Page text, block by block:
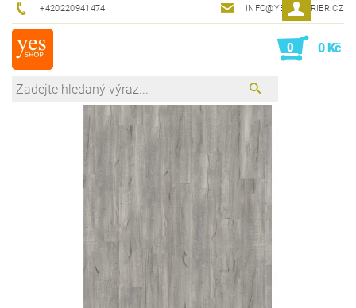
+420220941474 INFO@YESINTERIER.CZ
0 0 Kč